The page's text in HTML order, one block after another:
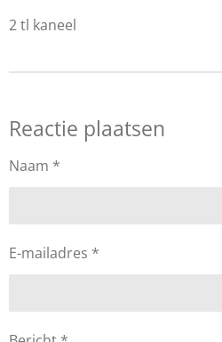
2 tl kaneel
Reactie plaatsen
Naam *
E-mailadres *